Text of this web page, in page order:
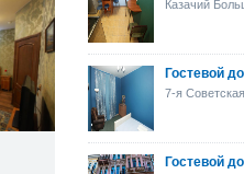
Казачий
Гостевой
7-я
Гостевой